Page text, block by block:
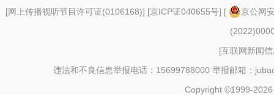
[网上传播视听节目许可证(0106168)] [京ICP证040655号] [
京公网
[互联网新闻
违法和不良信息举报电话：15699788000 举报邮箱：
Copyright ©1999-